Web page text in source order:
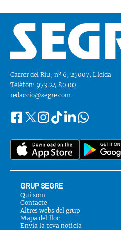
Carrer del Riu, nº 6, 25007, Lleida
Telèfon: 973.24.80.00
redaccio@segre.com
Segueix-
a::
FacebookInstagram
TiktokLinkedinWhatsapp
GRUP SEGRE
Qui som
Contacte
Altres webs del grup
Mapa del lloc
Envia la teva notícia